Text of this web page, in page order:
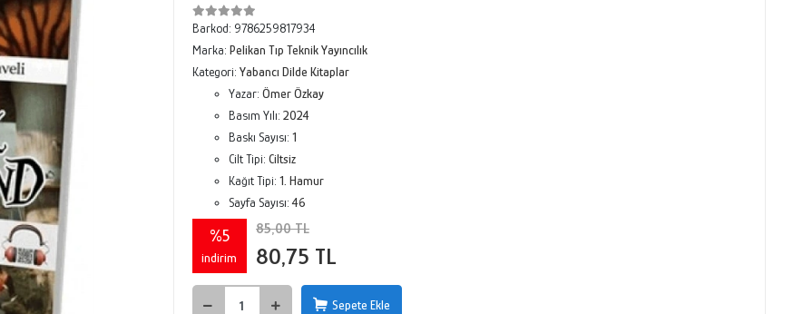
Barkod: 9786259817934
Marka: Pelikan Tıp Teknik Yayıncılık
Kategori: Yabancı Dilde Kitaplar
Yazar: Ömer Özkay
Basım Yılı: 2024
Baskı Sayısı: 1
Cilt Tipi: Ciltsiz
Kağıt Tipi: 1. Hamur
Sayfa Sayısı:46
%5
indirim
85,00 TL
80,75 TL
Sepete Ekle